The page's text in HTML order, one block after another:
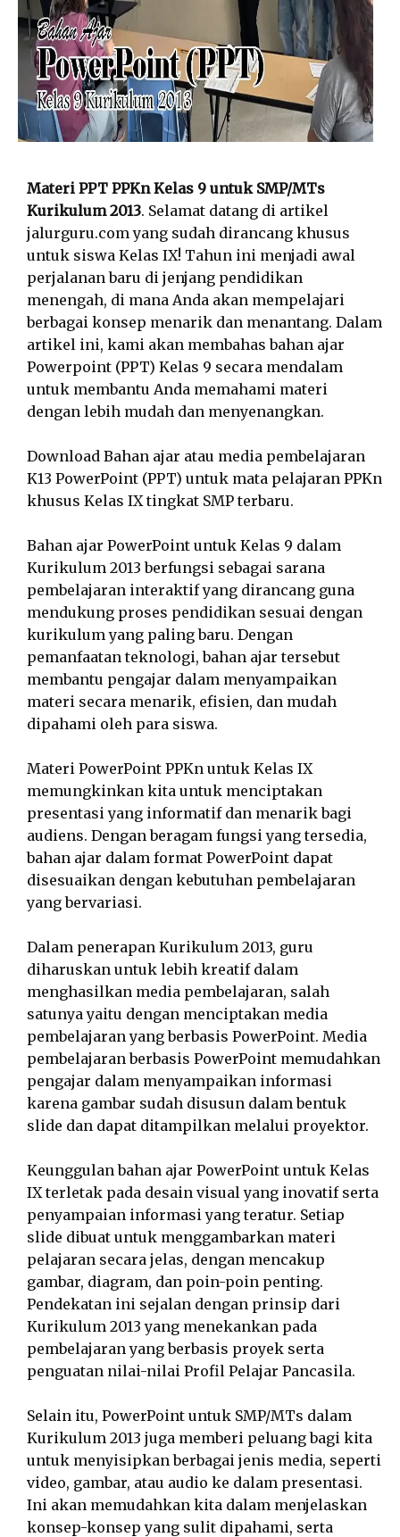
Materi PPT PPKn Kelas 9 untuk SMP/MTs
Kurikulum 2013. Selamat datang di artikel
jalurguru.com yang sudah dirancang khusus
untuk siswa Kelas IX! Tahun ini menjadi awal
perjalanan baru di jenjang pendidikan
menengah, di mana Anda akan mempelajari
berbagai konsep menarik dan menantang. Dalam
artikel ini, kami akan membahas bahan ajar
Powerpoint (PPT) Kelas 9 secara mendalam
untuk membantu Anda memahami materi
dengan lebih mudah dan menyenangkan.
Download Bahan ajar atau media pembelajaran
K13 PowerPoint (PPT) untuk mata pelajaran PPKn
khusus Kelas IX tingkat SMP terbaru.
Bahan ajar PowerPoint untuk Kelas 9 dalam
Kurikulum 2013 berfungsi sebagai sarana
pembelajaran interaktif yang dirancang guna
mendukung proses pendidikan sesuai dengan
kurikulum yang paling baru. Dengan
pemanfaatan teknologi, bahan ajar tersebut
membantu pengajar dalam menyampaikan
materi secara menarik, efisien, dan mudah
dipahami oleh para siswa.
Materi PowerPoint PPKn untuk Kelas IX
memungkinkan kita untuk menciptakan
presentasi yang informatif dan menarik bagi
audiens. Dengan beragam fungsi yang tersedia,
bahan ajar dalam format PowerPoint dapat
disesuaikan dengan kebutuhan pembelajaran
yang bervariasi.
Dalam penerapan Kurikulum 2013, guru
diharuskan untuk lebih kreatif dalam
menghasilkan media pembelajaran, salah
satunya yaitu dengan menciptakan media
pembelajaran yang berbasis PowerPoint. Media
pembelajaran berbasis PowerPoint memudahkan
pengajar dalam menyampaikan informasi
karena gambar sudah disusun dalam bentuk
slide dan dapat ditampilkan melalui proyektor.
Keunggulan bahan ajar PowerPoint untuk Kelas
IX terletak pada desain visual yang inovatif serta
penyampaian informasi yang teratur. Setiap
slide dibuat untuk menggambarkan materi
pelajaran secara jelas, dengan mencakup
gambar, diagram, dan poin-poin penting.
Pendekatan ini sejalan dengan prinsip dari
Kurikulum 2013 yang menekankan pada
pembelajaran yang berbasis proyek serta
penguatan nilai-nilai Profil Pelajar Pancasila.
Selain itu, PowerPoint untuk SMP/MTs dalam
Kurikulum 2013 juga memberi peluang bagi kita
untuk menyisipkan berbagai jenis media, seperti
video, gambar, atau audio ke dalam presentasi.
Ini akan memudahkan kita dalam menjelaskan
konsep-konsep yang sulit dipahami, serta